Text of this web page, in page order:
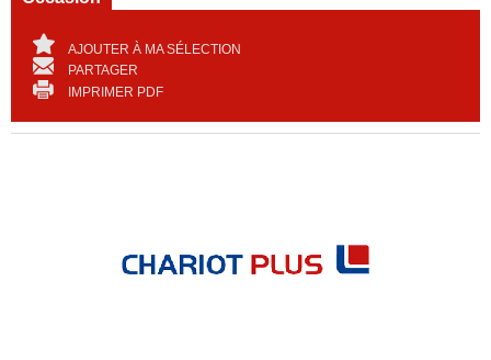
AJOUTER À MA SÉLECTION
PARTAGER
IMPRIMER PDF